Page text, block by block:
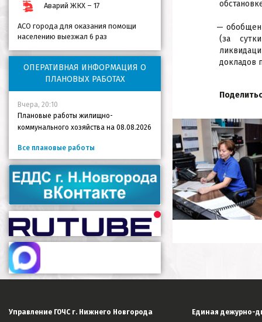
Аварий ЖКХ – 17
АСО города для оказания помощи
населению выезжал 6 раз
ОПЕРАТИВНАЯ ИНФОРМАЦИЯ О
ПЛАНОВЫХ РАБОТАХ
Вчера, 20:10
Плановые работы жилищно-
коммунального хозяйства на 08.08.2026
Все плановые работы
(за
докладов
Управление ГОЧС г. Нижнего Новгорода
Единая дежурно-